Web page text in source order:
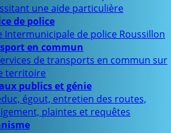
une aide particulière
de police
Intermunicipale de police Roussillon
en commun
de transports en commun sur
territoire
publics et génie
égout, entretien des routes,
plaintes et requêtes